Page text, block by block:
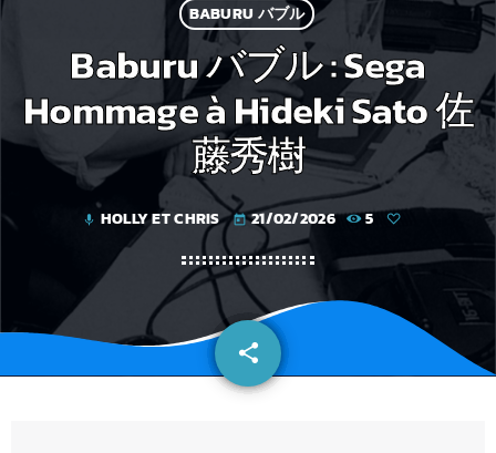
BABURU バブル
Baburu バブル : Sega
Hommage à Hideki Sato 佐
藤秀樹
mic HOLLY ET CHRIS today 21/02/2026 5
share
email